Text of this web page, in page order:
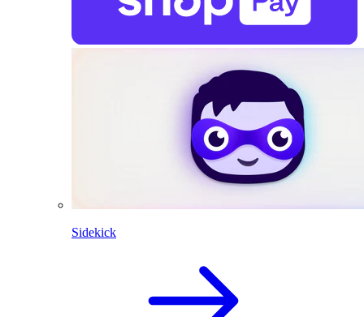
Sidekick